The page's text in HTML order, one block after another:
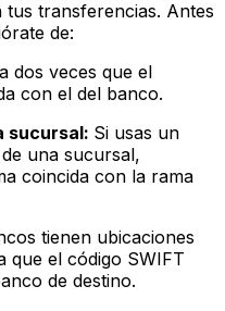
transferencias. Antes
de:
dos veces que el
con el del banco.
sucursal: Si usas un
una sucursal,
coincida con la rama
tienen ubicaciones
que el código SWIFT
de destino.